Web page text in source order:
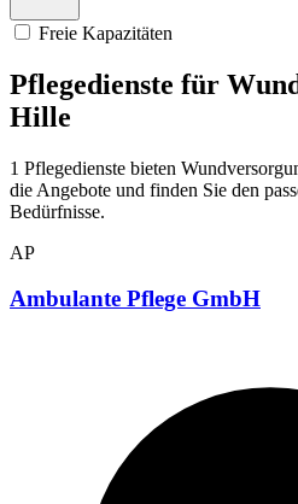
Freie Kapazitäten
Pflegedienste für
Hille
1 Pflegedienste bieten
die Angebote und finden Sie den
Bedürfnisse.
AP
Ambulante Pflege GmbH